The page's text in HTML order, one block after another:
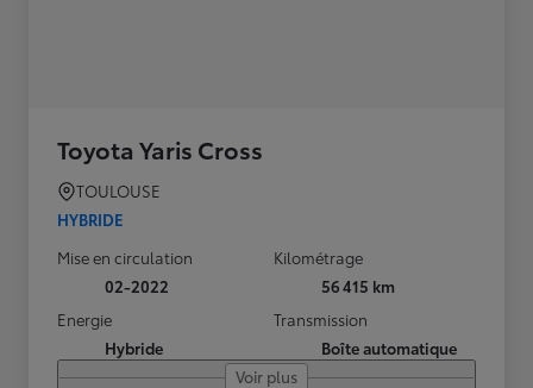
Toyota Yaris Cross
TOULOUSE
HYBRIDE
Mise en circulation
02-2022
Kilométrage
56 415 km
Energie
Hybride
Transmission
Boîte automatique
Voir plus